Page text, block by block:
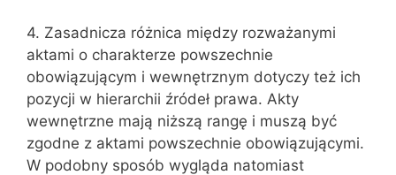
4. Zasadnicza różnica między rozważanymi
aktami o charakterze powszechnie
obowiązu‌jącym i wewnętrznym dotyczy też ich
pozycji w hierarchii źródeł prawa. Akty
wewnętrzne mają niższą rangę i muszą być
zgodne z aktami powszech‌nie obowiązującymi.
W podobny sposób wygląda natomiast